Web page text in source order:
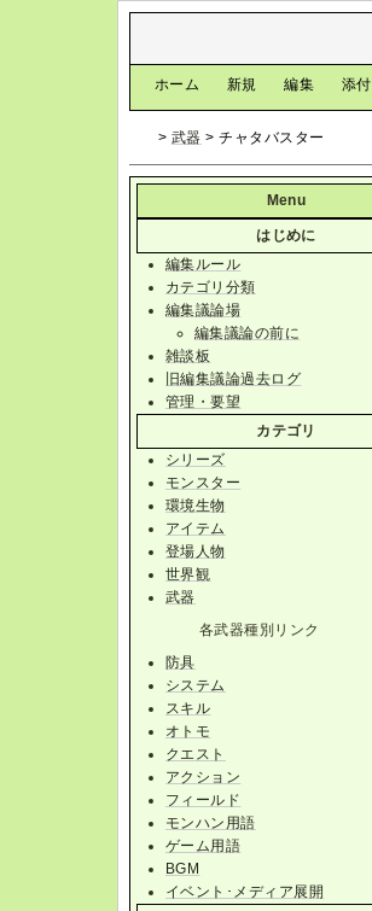
ホーム 新規 編集 添付
> 武器 > チャタバスター
Menu
はじめに
編集ルール
カテゴリ分類
編集議論場
編集議論の前に
雑談板
旧編集議論過去ログ
管理・要望
カテゴリ
シリーズ
モンスター
環境生物
アイテム
登場人物
世界観
武器
各武器種別リンク
防具
システム
スキル
オトモ
クエスト
アクション
フィールド
モンハン用語
ゲーム用語
BGM
イベント･メディア展開